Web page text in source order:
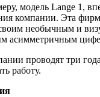
модель Lange 1,
компании. Эта
необычным и
асимметричным
проводят три
работу.